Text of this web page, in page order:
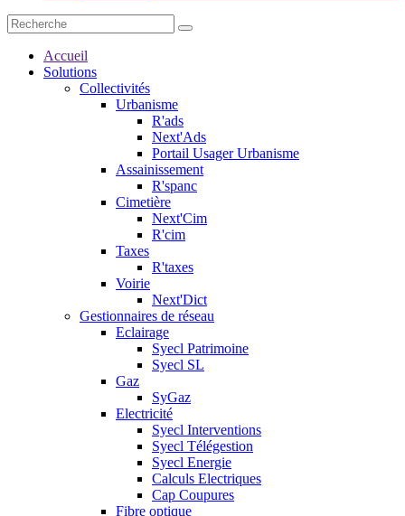
Accueil
Solutions
Collectivités
Urbanisme
R'ads
Next'Ads
Portail Usager Urbanisme
Assainissement
R'spanc
Cimetière
Next'Cim
R'cim
Taxes
R'taxes
Voirie
Next'Dict
Gestionnaires de réseau
Eclairage
Syecl Patrimoine
Syecl SL
Gaz
SyGaz
Electricité
Syecl Interventions
Syecl Télégestion
Syecl Energie
Calculs Electriques
Cap Coupures
Fibre optique